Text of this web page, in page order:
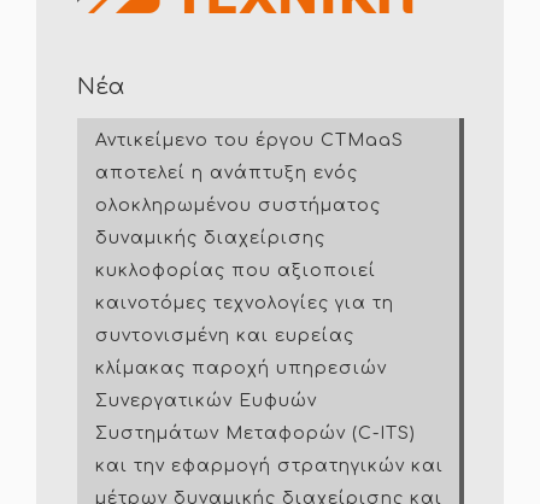
Νέα
Αντικείμενο του έργου CTMaaS
αποτελεί η ανάπτυξη ενός
ολοκληρωμένου συστήματος
δυναμικής διαχείρισης
κυκλοφορίας που αξιοποιεί
καινοτόμες τεχνολογίες για τη
συντονισμένη και ευρείας
κλίμακας παροχή υπηρεσιών
Συνεργατικών Ευφυών
Συστημάτων Μεταφορών (C-ITS)
και την εφαρμογή στρατηγικών και
μέτρων δυναμικής διαχείρισης και